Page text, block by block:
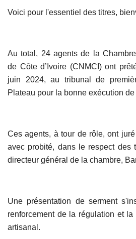
Voici pour l'essentiel des titres,
Au total, 24 agents de la
de Côte d’Ivoire (CNMCI) ont
juin 2024, au tribunal de
Plateau pour la bonne exécution
Ces agents, à tour de rôle, ont
avec probité, dans le respect des
directeur général de la chambre,
Une présentation de serment
renforcement de la régulation et
artisanal.